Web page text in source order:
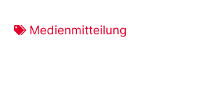
Medienmitteilung